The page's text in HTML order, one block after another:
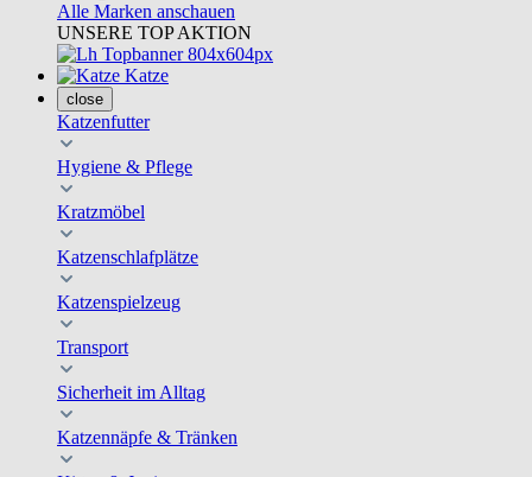
Alle Marken anschauen
UNSERE TOP AKTION
Katze
close
Katzenfutter
Hygiene & Pflege
Kratzmöbel
Katzenschlafplätze
Katzenspielzeug
Transport
Sicherheit im Alltag
Katzennäpfe & Tränken